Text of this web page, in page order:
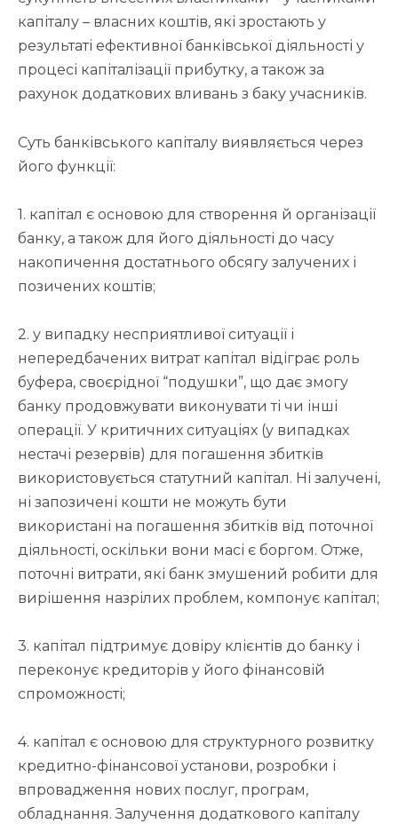
капіталу – власних коштів, які зростають у
результаті ефективної банківської діяльності у
процесі капіталізації прибутку, а також за
рахунок додаткових вливань з баку учасників.
Суть банківського капіталу виявляється через
його функції:
1. капітал є основою для створення й організації
банку, а також для його діяльності до часу
накопичення достатнього обсягу залучених і
позичених коштів;
2. у випадку несприятливої ситуації і
непередбачених витрат капітал відіграє роль
буфера, своєрідної “подушки”, що дає змогу
банку продовжувати виконувати ті чи інші
операції. У критичних ситуаціях (у випадках
нестачі резервів) для погашення збитків
використовується статутний капітал. Ні залучені,
ні запозичені кошти не можуть бути
використані на погашення збитків від поточної
діяльності, оскільки вони масі є боргом. Отже,
поточні витрати, які банк змушений робити для
вирішення назрілих проблем, компонує капітал;
3. капітал підтримує довіру клієнтів до банку і
переконує кредиторів у його фінансовій
спроможності;
4. капітал є основою для структурного розвитку
кредитно-фінансової установи, розробки і
впровадження нових послуг, програм,
обладнання. Залучення додаткового капіталу